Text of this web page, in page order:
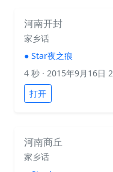
河南开封
家乡话
● Star夜之痕
4 秒 · 2015年9月16日
打开
河南商丘
家乡话